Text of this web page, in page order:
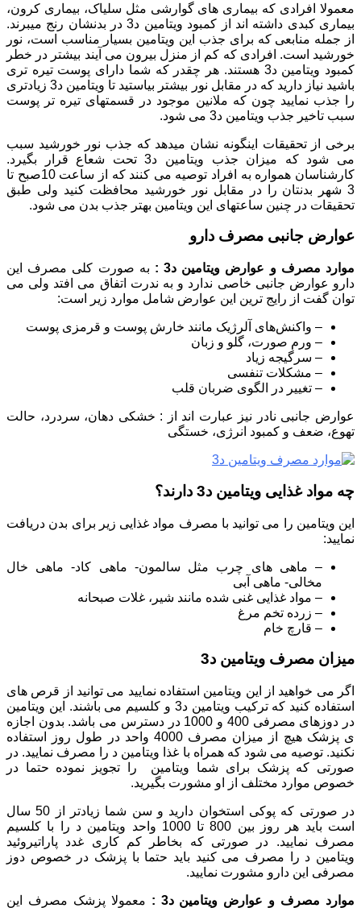
معمولا افرادی که بیماری های گوارشی مثل سلیاک، بیماری کرون،
بیماری کبدی داشته اند از کمبود ویتامین د3 در بدنشان رنج میبرند.
از جمله منابعی که برای جذب این ویتامین بسیار مناسب است، نور
خورشید است. افرادی که کم از منزل بیرون می آیند بیشتر در خطر
کمبود ویتامین د3 هستند. هر چقدر که شما دارای پوست تیره تری
باشید نیاز دارید که در مقابل نور بیشتر بیاستید تا ویتامین د3 زیادتری
را جذب نمایید چون که ملانین موجود در قسمتهای تیره تر پوست
سبب تاخیر جذب ویتامین د3 می شود.
برخی از تحقیقات اینگونه نشان میدهد که جذب نور خورشید سبب
می شود که میزان جذب ویتامین د3 تحت شعاع قرار بگیرد.
کارشناسان همواره به افراد توصیه می کنند که از ساعت 10صبح تا
3 شهر بدنتان را در مقابل نور خورشید محافظت کنید ولی طبق
تحقیقات در چنین ساعتهای این ویتامین بهتر جذب بدن می شود.
عوارض جانبی مصرف دارو
موارد مصرف و عوارض ویتامین د3 :
به صورت کلی مصرف این
دارو عوارض جانبی خاصی ندارد و به ندرت اتفاق می افتد ولی می
توان گفت از رایج ترین این عوارض شامل موارد زیر است:
– واکنش‌های آلرژیک مانند خارش پوست و قرمزی پوست
– ورم صورت، گلو و زبان
– سرگیجه‌ زیاد
– مشکلات تنفسی
– تغییر در الگوی ضربان قلب‌
عوارض جانبی نادر نیز عبارت اند از : خشکی دهان، سردرد، حالت
تهوع، ضعف و کمبود انرژی، خستگی
چه مواد غذایی ویتامین د3 دارند؟
این ویتامین را می توانید با مصرف مواد غذایی زیر برای بدن دریافت
نمایید:
– ماهی های چرب مثل سالمون- ماهی کاد- ماهی خال
مخالی- ماهی آبی
– مواد غذایی غنی شده مانند شیر، غلات صبحانه
– زرده تخم مرغ
– قارچ خام
میزان مصرف ویتامین د3
اگر می خواهید از این ویتامین استفاده نمایید می توانید از قرص های
استفاده کنید که ترکیب ویتامین د3 و کلسیم می باشند. این ویتامین
در دوزهای مصرفی 400 و 1000 در دسترس می باشد. بدون اجازه
ی پزشک هیچ از میزان مصرف 4000 واحد در طول روز استفاده
نکنید. توصیه می شود که همراه با غذا ویتامین د را مصرف نمایید. در
صورتی که پزشک برای شما ویتامین را تجویز نموده حتما در
خصوص موارد مختلف از او مشورت بگیرید.
در صورتی که پوکی استخوان دارید و سن شما زیادتر از 50 سال
است باید هر روز بین 800 تا 1000 واحد ویتامین د را با کلسیم
مصرف نمایید. در صورتی که بخاطر کم کاری غدد پاراتيروئيد
ویتامین د را مصرف می کنید باید حتما با پزشک در خصوص دوز
مصرفی این دارو مشورت نمایید.
موارد مصرف و عوارض ویتامین د3 :
معمولا پزشک مصرف این